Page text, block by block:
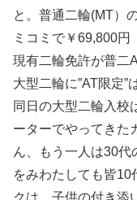
と。普通二輪(MT）
ミコミで￥69,800円
現有二輪免許が普二
大型二輪に”AT限定”
同日の大型二輪入校
ーターでやってきた
ん、もう一人は30代
をみわたしても皆10
クは、子供の付き添